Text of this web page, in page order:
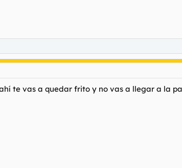
te vas a quedar frito y no vas a llegar a la